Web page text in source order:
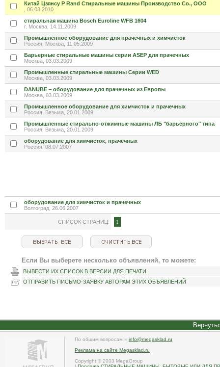
Китай Цзянсу P Rand Стиральные машины Производство Co., ООО
, 06.03.2010
стиральная машина Bosch Euroline WFB 1604
г. Москва, 14.11.2009
Промышленное оборудование для прачечных и химчисток
Россия, Москва, 11.05.2009
Барьерные стиральные машины серии ASEP для прачечных
Москва, 03.03.2009
Промышленные стиральные машины Серии WED
Москва, 03.03.2009
DANUBE – оборудование для прачечных из Европы
Москва, 03.03.2009
Промышленное оборудование для химчисток и прачечных
Россия, Вязьма, 20.01.2009
Промышленные стирально-отжимные машины ЛБ "барьерного" типа
Россия, Вязьма, 20.01.2009
оборудование для химчисток, прачечных
Россия, 08.07.2007
оборудование для химчисток и прачечных
Волгоград, 26.06.2007
СПИСОК СТРАНИЦ: 1
Если Вы выберете несколько объявлений, то можете:
ВЫВЕСТИ ИХ СПИСОК В ВЕРСИИ ДЛЯ ПЕЧАТИ
ОТПРАВИТЬ ПИСЬМО-ЗАЯВКУ АВТОРАМ ЭТИХ ОБЪЯВЛЕНИЙ
По общим вопросам » info@megasklad.ru
Реклама на сайте Megasklad.ru
Copyright © 2003 MegaGroup